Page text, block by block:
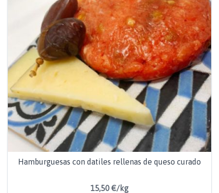
Hamburguesas con datiles rellenas de queso curado
15,50 €/kg